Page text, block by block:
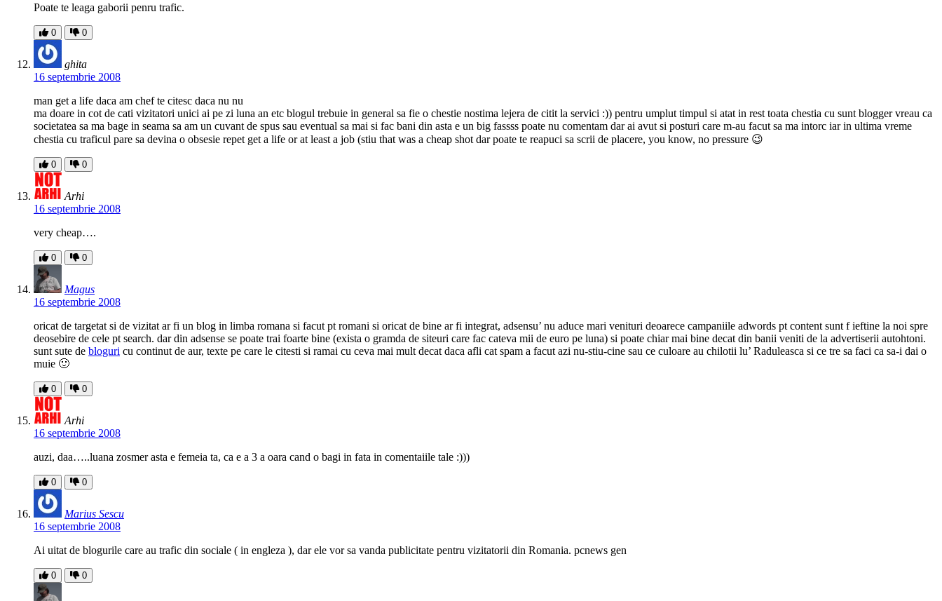
Poate te leaga gaborii penru trafic.
0 0
ghita
16 septembrie 2008
man get a life daca am chef te citesc daca nu nu
ma doare in cot de cati vizitatori unici ai pe zi luna an etc blogul trebuie in general sa fie o chestie nostima lejera de citit la servici :)) pentru umplut timpul si atat in rest toata chestia cu sunt blogger vreau ca
societatea sa ma bage in seama sa am un cuvant de spus sau eventual sa mai si fac bani din asta e un big fassss poate nu comentam dar ai avut si posturi care m-au facut sa ma intorc iar in ultima vreme
chestia cu traficul pare sa devina o obsesie repet get a life or at least a job (stiu that was a cheap shot dar poate te reapuci sa scrii de placere, you know, no pressure 😉
0 0
Arhi
16 septembrie 2008
very cheap….
0 0
Magus
16 septembrie 2008
oricat de targetat si de vizitat ar fi un blog in limba romana si facut pt romani si oricat de bine ar fi integrat, adsensu’ nu aduce mari venituri deoarece campaniile adwords pt content sunt f ieftine la noi spre
deosebire de cele pt search. dar din adsense se poate trai foarte bine (exista o gramda de siteuri care fac cateva mii de euro pe luna) si poate chiar mai bine decat din banii veniti de la advertiserii autohtoni.
sunt sute de bloguri cu continut de aur, texte pe care le citesti si ramai cu ceva mai mult decat daca afli cat spam a facut azi nu-stiu-cine sau ce culoare au chilotii lu’ Raduleasca si ce tre sa faci ca sa-i dai o
muie 🙂
0 0
Arhi
16 septembrie 2008
auzi, daa…..luana zosmer asta e femeia ta, ca e a 3 a oara cand o bagi in fata in comentaiile tale :)))
0 0
Marius Sescu
16 septembrie 2008
Ai uitat de blogurile care au trafic din sociale ( in engleza ), dar ele vor sa vanda publicitate pentru vizitatorii din Romania. pcnews gen
0 0